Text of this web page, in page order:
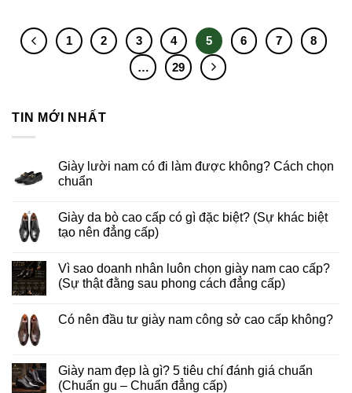
1 2 3 4 5 6 7
8
…
29
TIN MỚI NHẤT
Giày lười nam có đi làm được không? Cách chọn
chuẩn
Giày da bò cao cấp có gì đặc biệt? (Sự khác biệt
tạo nên đẳng cấp)
Vì sao doanh nhân luôn chọn giày nam cao cấp?
(Sự thật đằng sau phong cách đẳng cấp)
Có nên đầu tư giày nam công sở cao cấp không?
Giày nam đẹp là gì? 5 tiêu chí đánh giá chuẩn
(Chuẩn gu – Chuẩn đẳng cấp)